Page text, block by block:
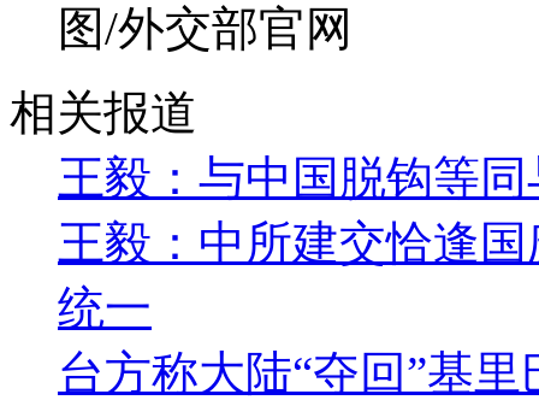
图/外交部官网
相关报道
王毅：与中国脱钩等
王毅：中所建交恰逢
统一
台方称大陆“夺回”基